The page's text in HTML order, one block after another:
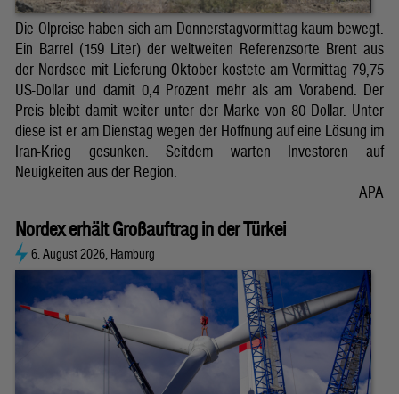
Die Ölpreise haben sich am Donnerstagvormittag kaum bewegt.
Ein Barrel (159 Liter) der weltweiten Referenzsorte Brent aus
der Nordsee mit Lieferung Oktober kostete am Vormittag 79,75
US-Dollar und damit 0,4 Prozent mehr als am Vorabend. Der
Preis bleibt damit weiter unter der Marke von 80 Dollar. Unter
diese ist er am Dienstag wegen der Hoffnung auf eine Lösung im
Iran-Krieg gesunken. Seitdem warten Investoren auf
Neuigkeiten aus der Region.
APA
Nordex erhält Großauftrag in der Türkei
6. August 2026, Hamburg